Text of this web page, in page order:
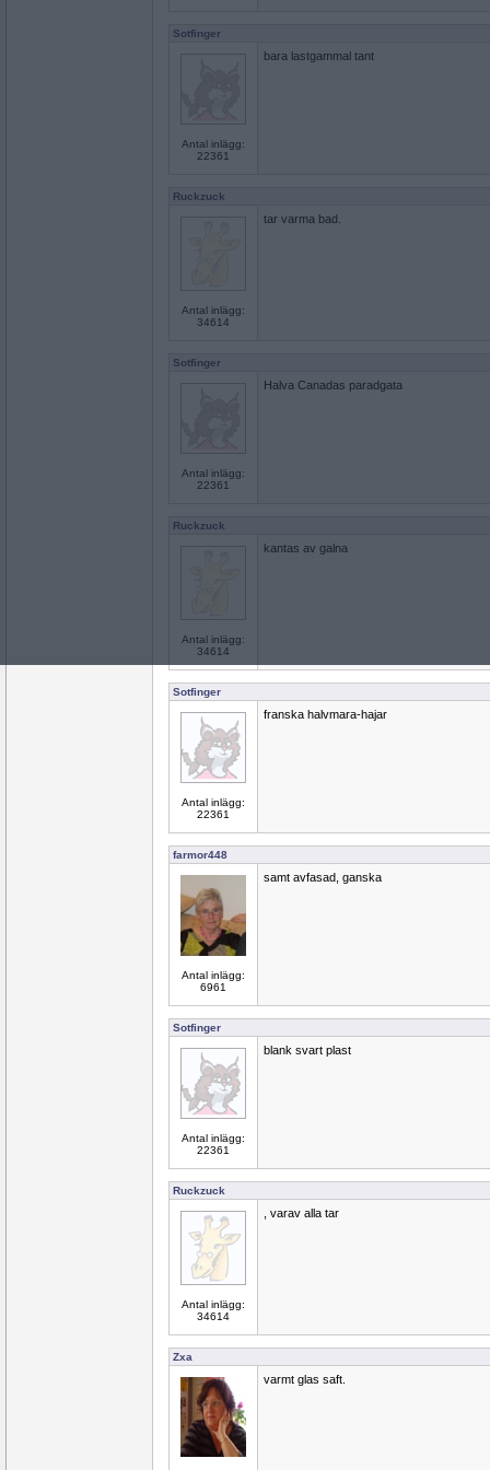
Sotfinger
Antal inlägg:
22361
bara lastgammal tant
Ruckzuck
Antal inlägg:
34614
tar varma bad.
Sotfinger
Antal inlägg:
22361
Halva Canadas paradgata
Ruckzuck
Antal inlägg:
34614
kantas av galna
Sotfinger
Antal inlägg:
22361
franska halvmara-hajar
farmor448
Antal inlägg:
6961
samt avfasad, ganska
Sotfinger
Antal inlägg:
22361
blank svart plast
Ruckzuck
Antal inlägg:
34614
, varav alla tar
Zxa
varmt glas saft.